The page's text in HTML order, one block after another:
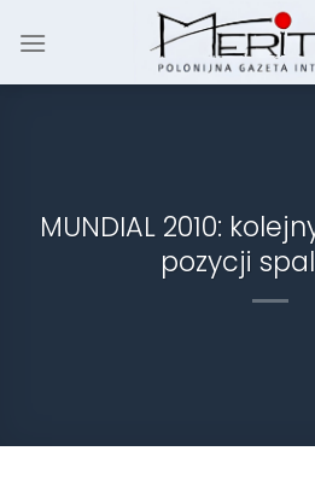
MUNDIAL 2010:
pozycji